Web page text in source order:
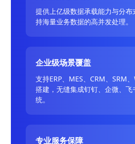
提供上亿级数据承载能力与分布
持海量业务数据的高并发处理。
企业级场景覆盖
支持ERP、MES、CRM、SRM
搭建，无缝集成钉钉、企微、
统。
专业服务保障